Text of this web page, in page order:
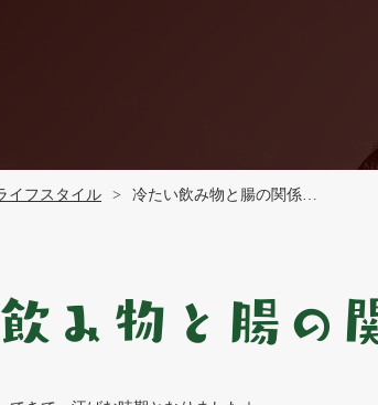
イフスタイル 冷たい飲み物と腸の関係…
み物と腸の